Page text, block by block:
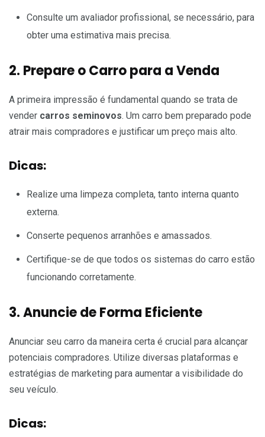
Consulte um avaliador profissional, se necessário, para
obter uma estimativa mais precisa.
2. Prepare o Carro para a Venda
A primeira impressão é fundamental quando se trata de
vender carros seminovos. Um carro bem preparado pode
atrair mais compradores e justificar um preço mais alto.
Dicas:
Realize uma limpeza completa, tanto interna quanto
externa.
Conserte pequenos arranhões e amassados.
Certifique-se de que todos os sistemas do carro estão
funcionando corretamente.
3. Anuncie de Forma Eficiente
Anunciar seu carro da maneira certa é crucial para alcançar
potenciais compradores. Utilize diversas plataformas e
estratégias de marketing para aumentar a visibilidade do
seu veículo.
Dicas: